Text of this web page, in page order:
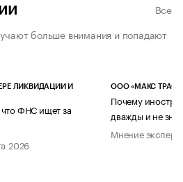
Все
больше внимания и попадают
ЛИКВИДАЦИИ И
ФНС ищет за
2026
ООО «МАКС ТРАСТ»
Почему
дважды и не
Мнение